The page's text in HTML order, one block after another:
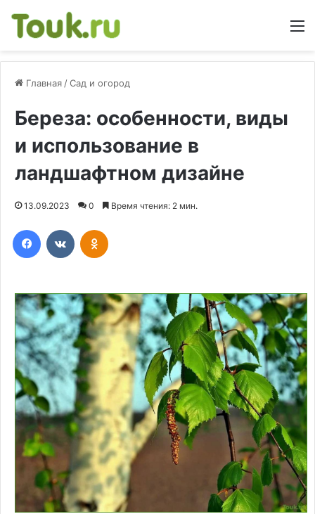
Главная /Сад и огород
Береза: особенности, виды
и использование в
ландшафтном дизайне
13.09.2023 0 Время чтения: 2 мин.